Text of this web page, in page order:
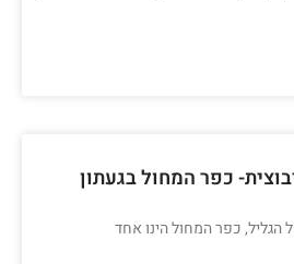
כפר המחול בגעתון
הגליל, כפר המחול הינו אחד